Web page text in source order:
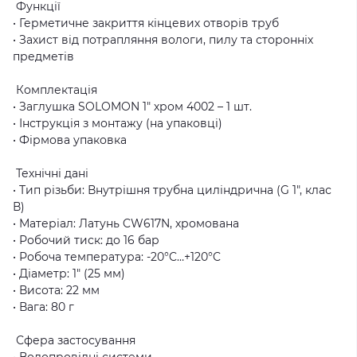
Функції
• Герметичне закриття кінцевих отворів труб
• Захист від потрапляння вологи, пилу та сторонніх
предметів
Комплектація
• Заглушка SOLOMON 1″ хром 4002 – 1 шт.
• Інструкція з монтажу (на упаковці)
• Фірмова упаковка
Технічні дані
• Тип різьби: Внутрішня трубна циліндрична (G 1″, клас
В)
• Матеріал: Латунь CW617N, хромована
• Робочий тиск: до 16 бар
• Робоча температура: -20°C…+120°C
• Діаметр: 1″ (25 мм)
• Висота: 22 мм
• Вага: 80 г
Сфера застосування